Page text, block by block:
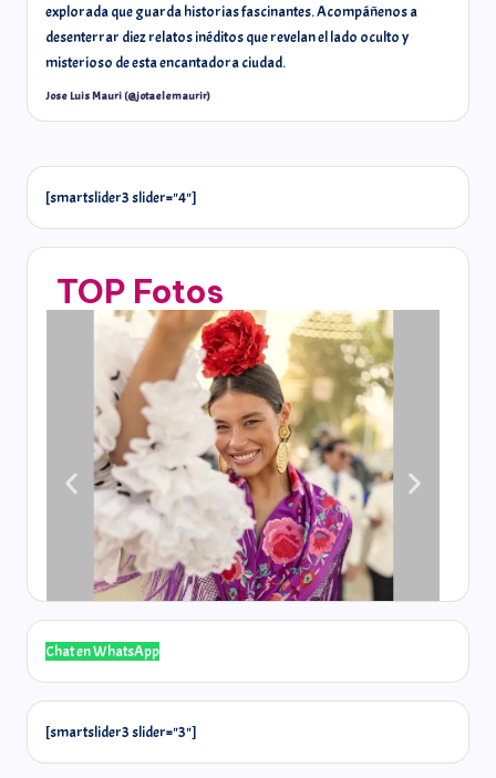
explorada que guarda historias fascinantes. Acompáñenos a
desenterrar diez relatos inéditos que revelan el lado oculto y
misterioso de esta encantadora ciudad.
Jose Luis Mauri (@jotaelemaurir)
[smartslider3 slider="4"]
TOP Fotos
Chat en WhatsApp
[smartslider3 slider="3"]